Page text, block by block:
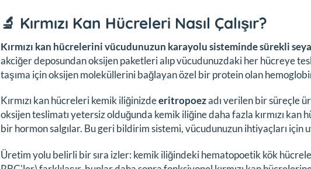
🔬 Kırmızı Kan Hücreleri Nasıl Çalışır?
Kırmızı kan hücrelerini vücudunuzun karayolu sisteminde sürekli
akciğer deposundan oksijen paketleri alıp vücudunuzdaki her hücreye
taşıma için oksijen moleküllerini bağlayan özel bir protein olan
Kırmızı kan hücreleri kemik iliğinizdeeritropoezadı verilen bir süreçle
oksijen teslimatı yetersiz olduğunda kemik iliğine daha fazla kırmızı
bir hormon salgılar. Bu geri bildirim sistemi, vücudunuzun ihtiyaçları için
Üretim yolu belirli bir sıra izler: kemik iliğindeki hematopoetik kök